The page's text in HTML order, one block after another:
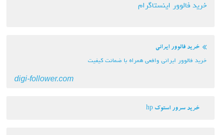
خرید فالوور اینستاگرام
خرید فالوور ایرانی
خرید فالوور ایرانی وافعی همراه با ضمانت کیفیت
digi-follower.com
خرید سرور استوک hp